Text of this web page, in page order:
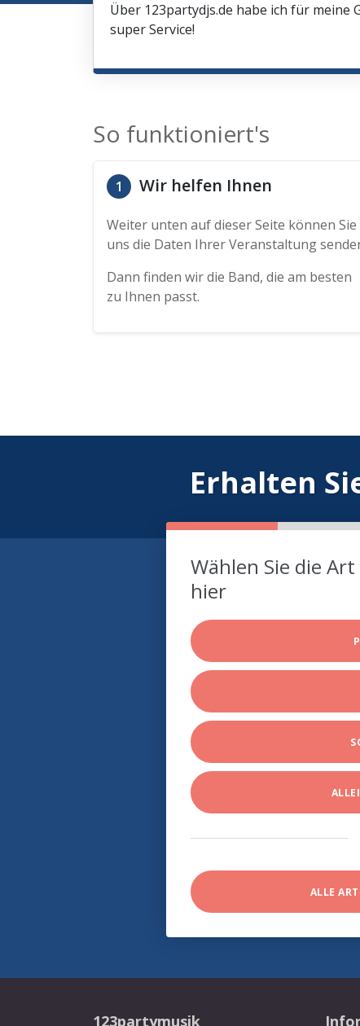
Über 123partydjs.de habe ich für meine
super Service!
So funktioniert's
1 Wir helfen Ihnen
Weiter unten auf dieser Seite können Sie
uns die Daten Ihrer Veranstaltung
Dann finden wir die Band, die am besten
zu Ihnen passt.
Erhalten
Wählen Sie die
hier
ALLE
123partymusik